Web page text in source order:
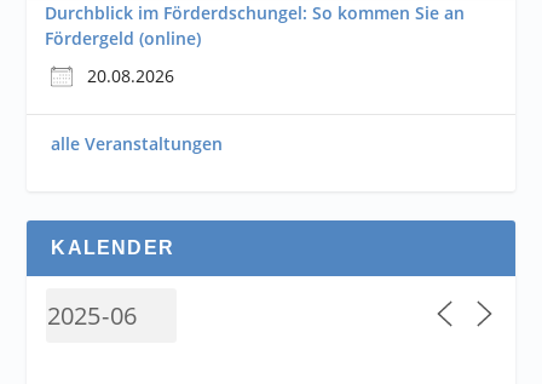
Durchblick im Förderdschungel: So kommen Sie an
Fördergeld (online)
20.08.2026
alle Veranstaltungen
KALENDER